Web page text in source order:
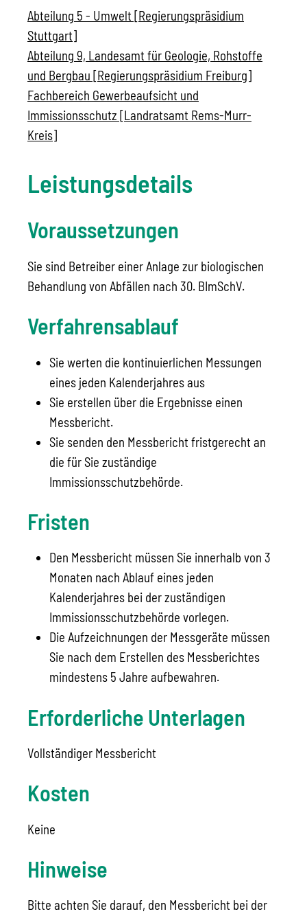
Abteilung 5 - Umwelt [Regierungspräsidium
Stuttgart]
Abteilung 9, Landesamt für Geologie, Rohstoffe
und Bergbau [Regierungspräsidium Freiburg]
Fachbereich Gewerbeaufsicht und
Immissionsschutz [Landratsamt Rems-Murr-
Kreis]
Leistungsdetails
Voraussetzungen
Sie sind Betreiber einer Anlage zur biologischen
Behandlung von Abfällen nach 30. BImSchV.
Verfahrensablauf
Sie werten die kontinuierlichen Messungen
eines jeden Kalenderjahres aus
Sie erstellen über die Ergebnisse einen
Messbericht.
Sie senden den Messbericht fristgerecht an
die für Sie zuständige
Immissionsschutzbehörde.
Fristen
Den Messbericht müssen Sie innerhalb von 3
Monaten nach Ablauf eines jeden
Kalenderjahres bei der zuständigen
Immissionsschutzbehörde vorlegen.
Die Aufzeichnungen der Messgeräte müssen
Sie nach dem Erstellen des Messberichtes
mindestens 5 Jahre aufbewahren.
Erforderliche Unterlagen
Vollständiger Messbericht
Kosten
Keine
Hinweise
Bitte achten Sie darauf, den Messbericht bei der